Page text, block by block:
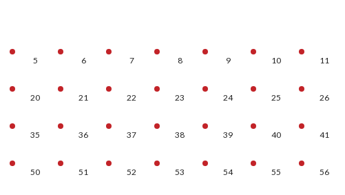
5 6 7 8 9 10 11
20 21 22 23 24 25 26
35 36 37 38 39 40 41
50 51 52 53 54 55 56